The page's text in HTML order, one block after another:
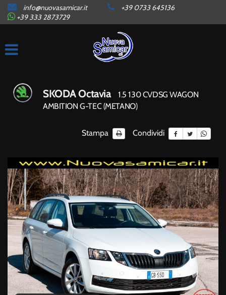
HOME
AZIENDA
LISTA VEICOLI
CONTATTI
SERVIZI
GARANZIE
FINANZIAMENTI
TRASPORTO AUTO
SANIFICAZIONE
info@nuovasamicar.it
+39 0733 645136
+39 333 2873729
SKODA Octavia
1.5 130 CVDSG WAGON
AMBITION G-TEC (METANO)
Stampa Condividi